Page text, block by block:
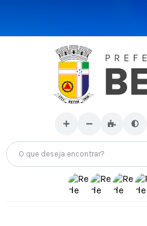
O que deseja encontrar?